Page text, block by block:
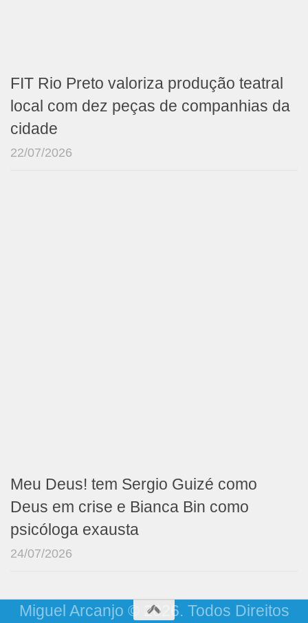
FIT Rio Preto valoriza produção teatral
local com dez peças de companhias da
cidade
22/07/2026
Meu Deus! tem Sergio Guizé como
Deus em crise e Bianca Bin como
psicóloga exausta
24/07/2026
Miguel Arcanjo © 2026. Todos Direitos